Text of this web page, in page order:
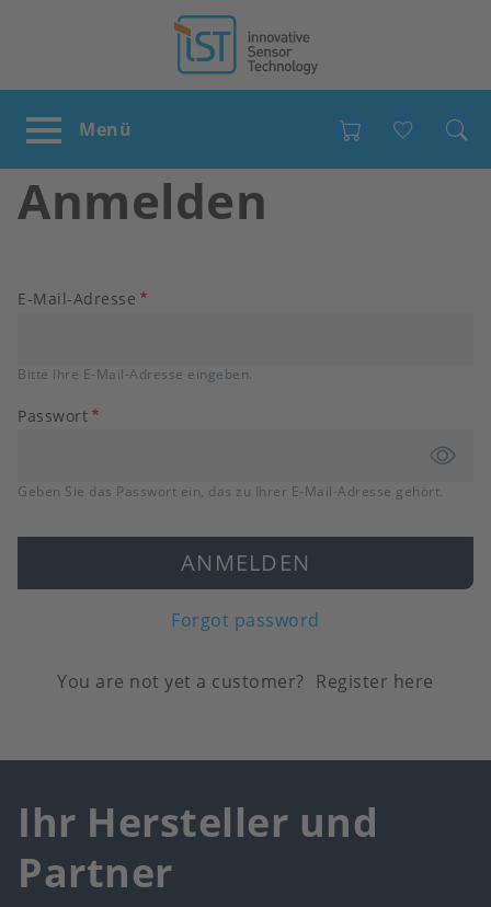
Anmelden
E-Mail-Adresse
Bitte Ihre E-Mail-Adresse eingeben.
Passwort
Geben Sie das Passwort ein, das zu Ihrer E-Mail-Adresse gehört.
ANMELDEN
Forgot password
You are not yet a customer? Register here
Ihr Hersteller und
Partner